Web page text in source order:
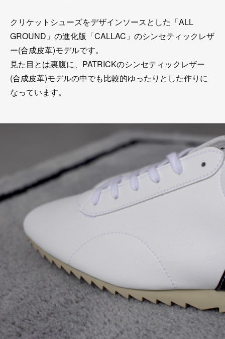
クリケットシューズをデザインソースとした「ALL
GROUND」の進化版「CALLAC」のシンセティックレザ
ー(合成皮革)モデルです。
見た目とは裏腹に、PATRICKのシンセティックレザー
(合成皮革)モデルの中でも比較的ゆったりとした作りに
なっています。